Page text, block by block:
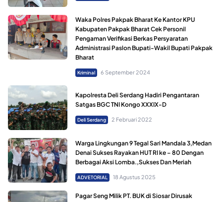
Waka Polres Pakpak Bharat Ke Kantor KPU
Kabupaten Pakpak Bharat Cek Personil
Pengaman Verifikasi Berkas Persyaratan
Administrasi Paslon Bupati-Wakil Bupati Pakpak
Bharat
Kriminal 6 September 2024
Kapolresta Deli Serdang Hadiri Pengantaran
Satgas BGC TNI Kongo XXXIX-D
Deli Serdang 2 Februari 2022
Warga Lingkungan 9 Tegal Sari Mandala 3,Medan
Denai Sukses Rayakan HUT RI ke – 80 Dengan
Berbagai Aksi Lomba.,Sukses Dan Meriah
ADVETORIAL 18 Agustus 2025
Pagar Seng Milik PT. BUK di Siosar Dirusak